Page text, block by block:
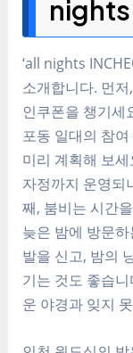
nights
‘all nights
소개합니다. 먼저
인쿠폰을 챙기세
포동 일대의 참
미리 계획해 보
자정까지 운영되
째, 붐비는 시간
늦은 밤에 방문
발을 신고, 밤의
기는 것도 좋습
운 야경과 잊지